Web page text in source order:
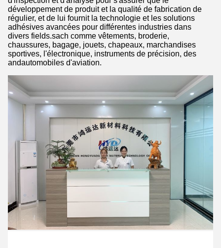
développement de produit et la qualité de fabrication de
régulier, et de lui fournit la technologie et les solutions
adhésives avancées pour différentes industries dans
divers fields.sach comme vêtements, broderie,
chaussures, bagage, jouets, chapeaux, marchandises
sportives, l'électronique, instruments de précision, des
andautomobiles d'aviation.